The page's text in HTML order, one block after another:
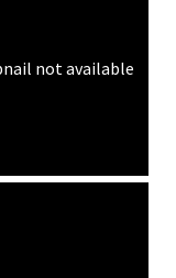
not available